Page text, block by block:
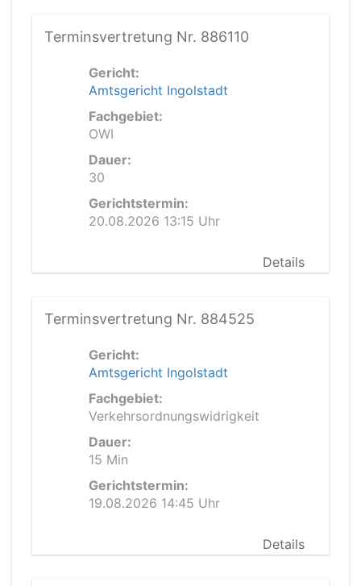
Terminsvertretung Nr. 886110
Gericht:
Amtsgericht Ingolstadt
Fachgebiet:
OWI
Dauer:
30
Gerichtstermin:
20.08.2026 13:15 Uhr
Details
Terminsvertretung Nr. 884525
Gericht:
Amtsgericht Ingolstadt
Fachgebiet:
Verkehrsordnungswidrigkeit
Dauer:
15 Min
Gerichtstermin:
19.08.2026 14:45 Uhr
Details